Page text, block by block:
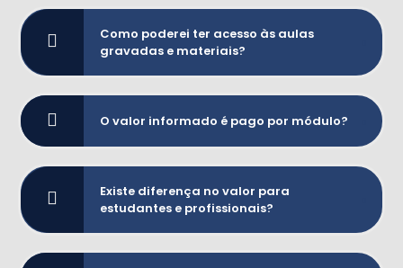
Como poderei ter acesso às aulas
gravadas e materiais?
O valor informado é pago por módulo?
Existe diferença no valor para
estudantes e profissionais?